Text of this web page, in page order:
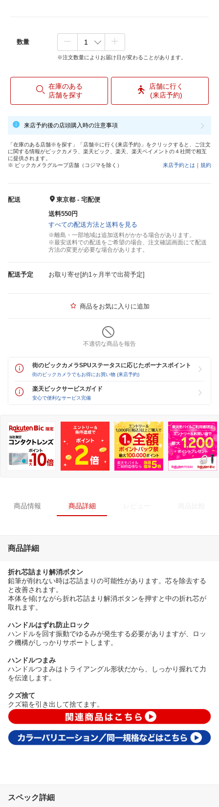
数量
※注文数量によりお届け日が変わることがあります。
在庫のある
店舗を探す
店舗に行く
(来店予約)
来店予約後の店頭購入時の注意事項
「在庫のある店舗※を探す」「店舗※に行く(来店予約)」をクリックすると、ご注文
に関する情報がビックカメラ、楽天ビック、楽天、楽天ペイメントの４社間で相互
に提供されます。
※ ビックカメラグループ店舗（コジマを除く）
来店予約とは ｜ 規約
配送
東京都 - 宅配便
送料550円
すべての配送方法と送料を見る
※離島・一部地域は追加送料がかかる場合があります。
※最安送料での配送をご希望の場合、注文確認画面にて配送
方法の変更が必要な場合があります。
配送予定 お取り寄せ[約1ヶ月半で出荷予定]
商品をお気に入りに追加
不適切な商品を報告
街のビックカメラSPUステータスに応じたボーナスポイント
街のビックカメラでもお得にお買い物 (来店予約)
楽天ビックサービスガイド
安心で便利なサービス完備
商品情報 商品詳細
商品詳細
折れ芯詰まり解消ボタン
鉛筆が削れない時は芯詰まりの可能性があります。芯を除去する
と改善されます。
本体を傾けながら折れ芯詰まり解消ボタンを押すと中の折れ芯が
取れます。
ハンドルはずれ防止ロック
ハンドルを回す振動でゆるみが発生する必要がありますが、ロッ
ク機構がしっかりサポートします。
ハンドルつまみ
ハンドルつまみはトライアングル形状だから、しっかり握れて力
を伝達します。
クズ捨て
クズ箱を引き出して捨てます。
スペック詳細